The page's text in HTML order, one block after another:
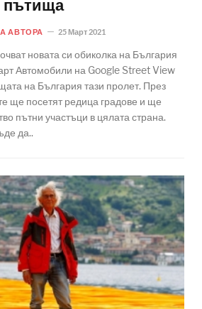
пътища
АВТОРА 25 Март 2021
новата си обиколка на България
Автомобили на Google Street View
на България тази пролет. През
ще посетят редица градове и ще
пътни участъци в цялата страна.
да..